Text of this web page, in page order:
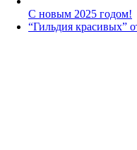
С новым 2025 годом!
“Гильдия красивых”